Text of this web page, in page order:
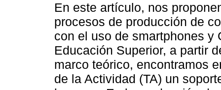
En este artículo, nos
procesos de producción de
con el uso de smartphones y
Educación Superior, a partir
marco teórico, encontramos
de la Actividad (TA) un